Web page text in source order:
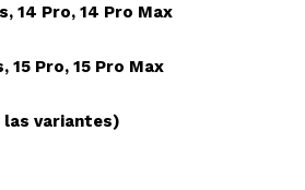
14 Pro, 14 Pro Max
15 Pro, 15 Pro Max
las variantes)